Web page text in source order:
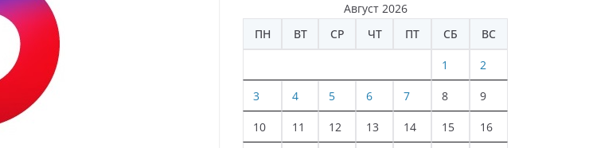
Август 2026
ПН
ВТ СР ЧТ ПТ СБ ВС
1 2
3 4 5 6 7 8 9
10 11 12 13 14 15 16